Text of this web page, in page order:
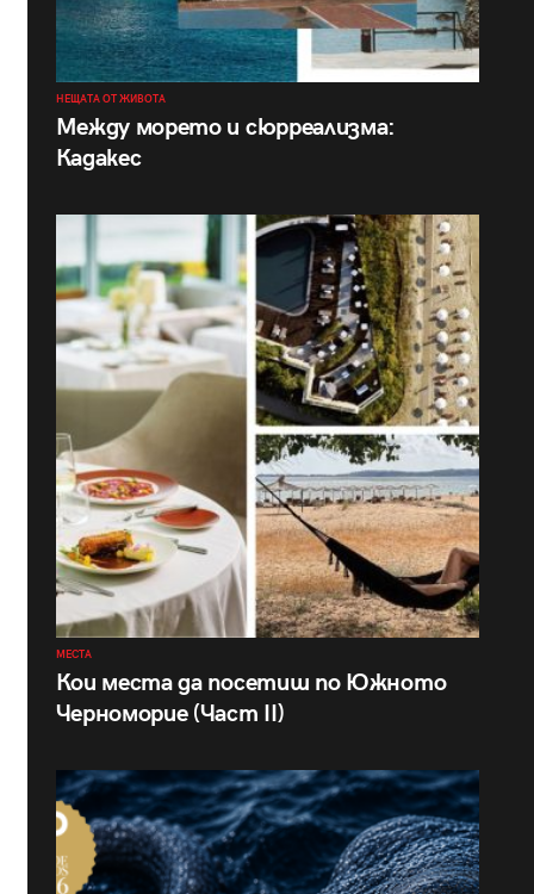
НЕЩАТА ОТ ЖИВОТА
Между морето и сюрреализма:
Кадакес
МЕСТА
Кои места да посетиш по Южното
Черноморие (Част II)